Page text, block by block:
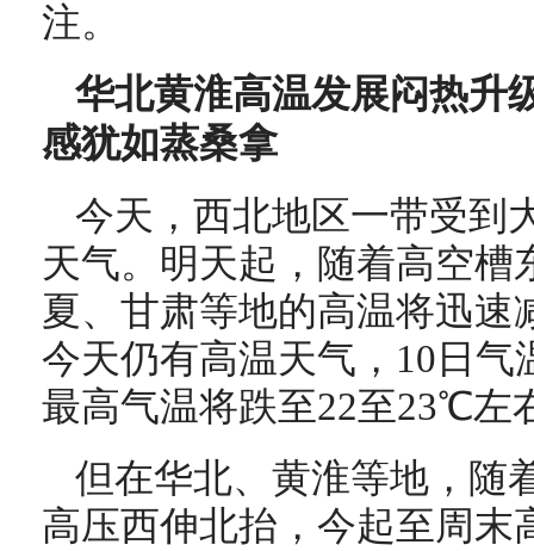
注。
华北黄淮高温发展闷热升
感犹如蒸桑拿
今天，西北地区一带受到
天气。明天起，随着高空槽
夏、甘肃等地的高温将迅速
今天仍有高温天气，10日
最高气温将跌至22至23℃左
但在华北、黄淮等地，随
高压西伸北抬，今起至周末